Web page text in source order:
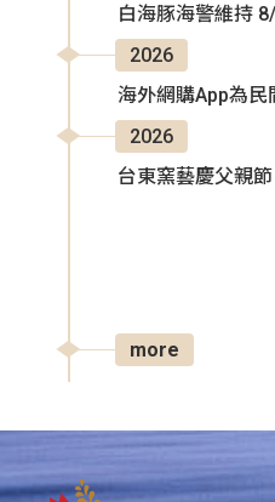
白海豚海警維持
2026
海外網購App為民
2026
台東窯藝慶父親
more